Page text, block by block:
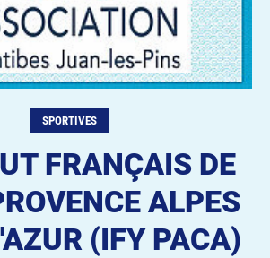
SPORTIVES
FRANÇAIS DE
ALPES
(IFY PACA)